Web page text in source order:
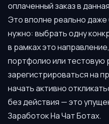
оплаченный заказ в
Это вполне реально даже
нужно: выбрать одну
в рамках это
портфолио или тестовую
зарегистрироваться на
начать активно
без действия — это
Заработок На Чат Ботах.